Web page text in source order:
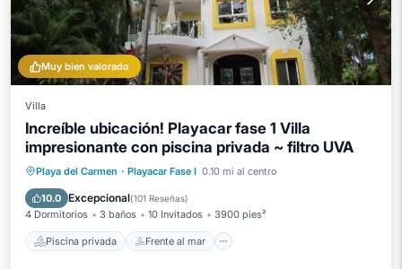
Muy bien valorado
Villa
Increíble ubicación! Playacar fase 1 Villa
impresionante con piscina privada ~ filtro UVA
Playa del Carmen · Playacar Fase I 0.10 mi al centro
10.0 Excepcional(101 Reseñas)
4 Dormitorios 3 baños 10 Invitados 3900 pies²
Piscina privada Frente al mar
Piscina privada
Frente al mar
Desayuno
Aparcamiento